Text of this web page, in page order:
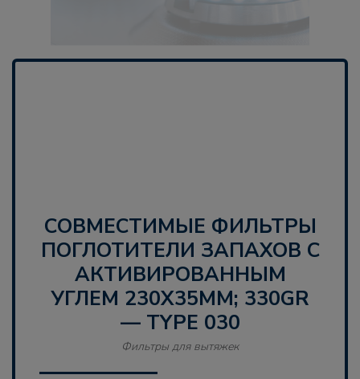
СОВМЕСТИМЫЕ ФИЛЬТРЫ
ПОГЛОТИТЕЛИ ЗАПАХОВ С
АКТИВИРОВАННЫМ
УГЛЕМ 230X35MM; 330GR
— TYPE 030
Фильтры для вытяжек